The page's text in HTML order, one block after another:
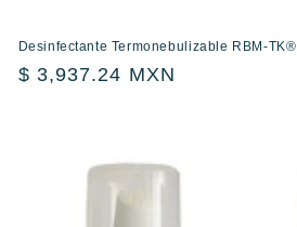
Desinfectante Termonebulizable RBM-TK®
Precio
$ 3,937.24 MXN